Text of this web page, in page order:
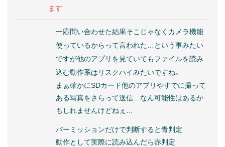
ます
一応問い合わせた結果そこじゃなくカメラ機能
使っているからって言われた…という事みたい
ですが他のアプリを見ていてもファイルを読み
込む動作系はリスクハイみたいですね。
まぁ確かにSDカード他のアプリやすでに撮って
ある写真をさらって送信…なん可能性はあるか
もしれませんけどねぇ…
パーミッションだけで判断すると青判定
動作として実際に読み込んだら赤判定